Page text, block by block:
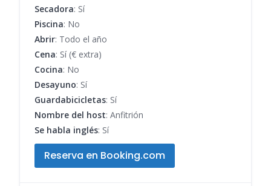
Secadora: Sí
Piscina: No
Abrir: Todo el año
Cena: Sí (€ extra)
Cocina: No
Desayuno: Sí
Guardabicicletas: Sí
Nombre del host: Anfitrión
Se habla inglés: Sí
Reserva en Booking.com